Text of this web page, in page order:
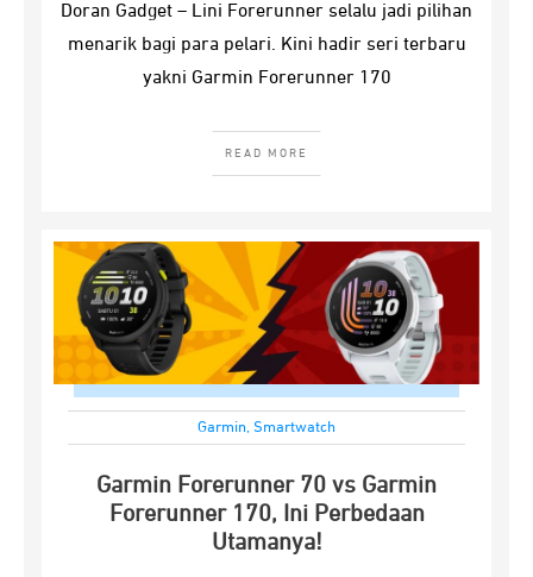
Doran Gadget – Lini Forerunner selalu jadi pilihan
menarik bagi para pelari. Kini hadir seri terbaru
yakni Garmin Forerunner 170
READ MORE
Garmin, Smartwatch
Garmin Forerunner 70 vs Garmin
Forerunner 170, Ini Perbedaan
Utamanya!